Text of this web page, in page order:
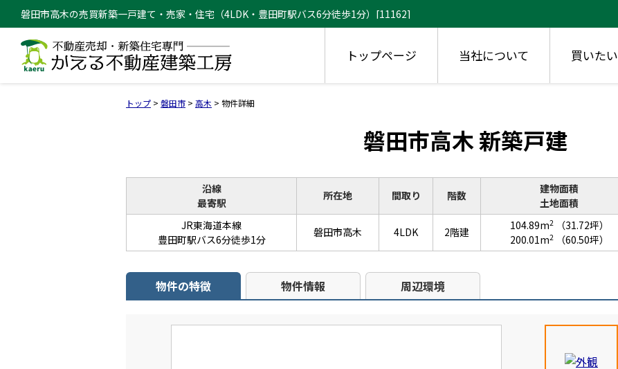
磐田市高木の売買新築一戸建て・売家・住宅（4LDK・豊田町駅バス6分徒歩1分）[11162]
トップページ 当社について 買いたい
トップ > 磐田市 > 高木 > 物件詳細
磐田市高木 新築戸建
沿線
最寄駅
所在地 間取り 階数
建物面積
土地面積
JR東海道本線
豊田町駅バス6分徒歩1分
磐田市高木 4LDK 2階建 104.89m2
（31.72坪）
200.01m2 （60.50坪）
物件の特徴 物件情報 周辺環境